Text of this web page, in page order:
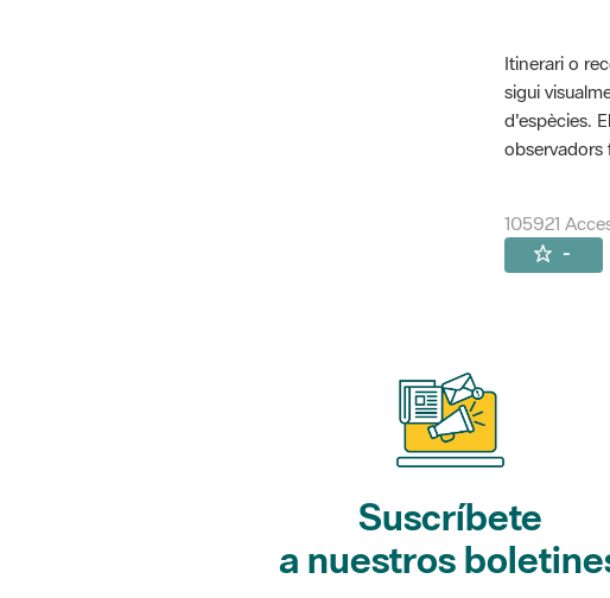
Itinerari o
sigui
d'espècies.
observadors
105921
-
Suscríbete
a nuestros